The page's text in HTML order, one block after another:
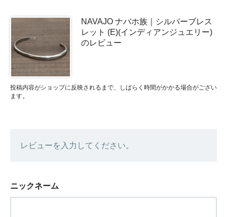
NAVAJO ナバホ族｜シルバーブレス
レット (E)(インディアンジュエリー)
のレビュー
投稿内容がショップに反映されるまで、しばらく時間がかかる場合がござい
ます。
レビューを入力してください。
ニックネーム